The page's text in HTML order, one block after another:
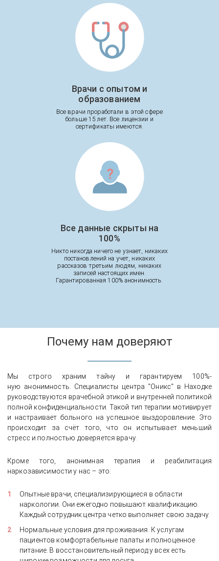
Врачи с опытом и
образованием
Все врачи проработали в этой сфере
больше 15 лет. Все лицензии и
сертификаты имеются.
Все данные скрыты на
100%
Никто никогда ничего не узнает, никаких
постановлений на учет, никаких
рассказов третьим людям, никаких
записей настоящих имен.
Гарантированная 100% анонимность.
Почему нам доверяют
Мы строго храним тайну и гарантируем 100%-
ную анонимность. Специалисты центра "Оникс" в Находке
руководствуются врачебной этикой и внутренней политикой
полной конфиденциальности. Такой тип терапии мотивирует
и настраивает больного на успешное выздоровление. Это
происходит за счёт того, что он испытывает меньший
стресс и полностью доверяется врачу.
Кроме того, анонимная терапия и реабилитация
наркозависимости у нас – это:
Опытные врачи, специализирующиеся в области
наркологии. Они ежегодно повышают квалификацию.
Каждый сотрудник центра четко выполняет свою задачу.
Нормальные условия для проживания. К услугам
пациентов комфортабельные палаты и полноценное
питание. В восстановительный период у всех есть